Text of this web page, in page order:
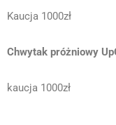
Kaucja 1000zł
Chwytak próżniowy
kaucja 1000zł